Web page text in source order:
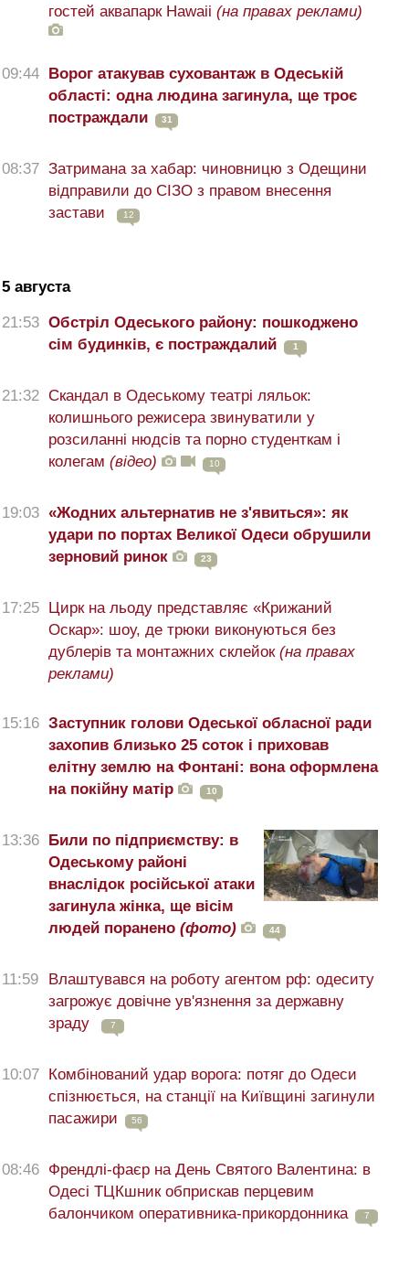
гостей аквапарк Hawaii (на правах реклами)
09:44
Ворог атакував суховантаж в Одеській
області: одна людина загинула, ще троє
постраждали
31
08:37 Затримана за хабар: чиновницю з Одещини
відправили до СІЗО з правом внесення
застави
12
5 августа
21:53 Обстріл Одеського району: пошкоджено
сім будинків, є постраждалий
1
21:32 Скандал в Одеському театрі ляльок:
колишнього режисера звинуватили у
розсиланні нюдсів та порно студенткам і
колегам (відео) 10
19:03 «Жодних альтернатив не з'явиться»: як
удари по портах Великої Одеси обрушили
зерновий ринок
23
17:25
Цирк на льоду представляє «Крижаний
Оскар»: шоу, де трюки виконуються без
дублерів та монтажних склейок (на правах
реклами)
15:16 Заступник голови Одеської обласної ради
захопив близько 25 соток і приховав
елітну землю на Фонтані: вона оформлена
на покійну матір
10
13:36
Били по підприємству: в
Одеському районі
внаслідок російської атаки
загинула жінка, ще вісім
людей поранено (фото) 44
11:59
Влаштувався на роботу агентом рф: одеситу
загрожує довічне ув'язнення за державну
зраду
7
10:07
Комбінований удар ворога: потяг до Одеси
спізнюється, на станції на Київщині загинули
пасажири
56
08:46 Френдлі-фаєр на День Святого Валентина: в
Одесі ТЦКшник обприскав перцевим
балончиком оперативника-прикордонника
7